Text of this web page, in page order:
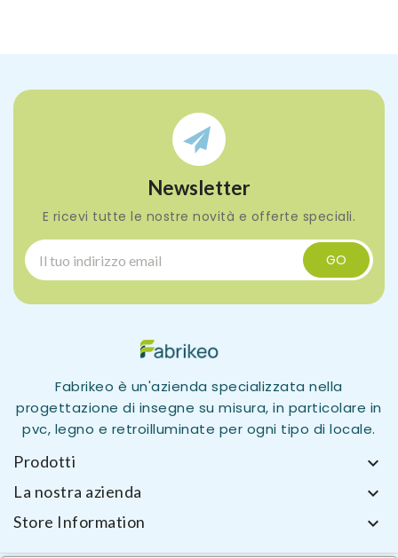
Newsletter
E ricevi tutte le nostre novità e offerte speciali.
Fabrikeo è un'azienda specializzata nella
progettazione di insegne su misura, in particolare in
pvc, legno e retroilluminate per ogni tipo di locale.
Prodotti 
La nostra azienda 
Store Information 